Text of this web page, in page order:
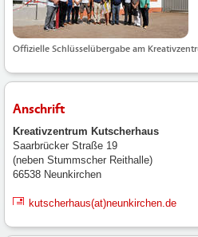
Offizielle Schlüsselübergabe am
Anschrift
Kreativzentrum Kutscherhaus
Saarbrücker Straße 19
(neben Stummscher Reithalle)
66538 Neunkirchen
kutscherhaus(at)neunkirchen.de